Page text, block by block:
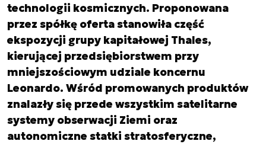
technologii kosmicznych. Proponowana
przez spółkę oferta stanowiła część
ekspozycji grupy kapitałowej Thales,
kierującej przedsiębiorstwem przy
mniejszościowym udziale koncernu
Leonardo. Wśród promowanych produktów
znalazły się przede wszystkim satelitarne
systemy obserwacji Ziemi oraz
autonomiczne statki stratosferyczne,